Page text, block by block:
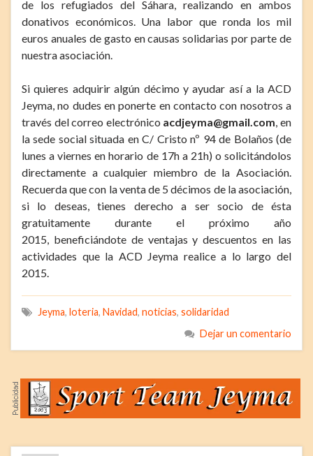
de los refugiados del Sáhara, realizando en ambos
donativos económicos. Una labor que ronda los mil
euros anuales de gasto en causas solidarias por parte de
nuestra asociación.
Si quieres adquirir algún décimo y ayudar así a la ACD
Jeyma, no dudes en ponerte en contacto con nosotros a
través del correo electrónico acdjeyma@gmail.com , en
la sede social situada en C/ Cristo nº 94 de Bolaños (de
lunes a viernes en horario de 17h a 21h) o solicitándolos
directamente a cualquier miembro de la Asociación.
Recuerda que con la venta de 5 décimos de la asociación,
si lo deseas, tienes derecho a ser socio de ésta
gratuitamente durante el próximo año
2015, beneficiándote de ventajas y descuentos en las
actividades que la ACD Jeyma realice a lo largo del
2015.
Jeyma, loteria, Navidad, noticias, solidaridad
Dejar un comentario